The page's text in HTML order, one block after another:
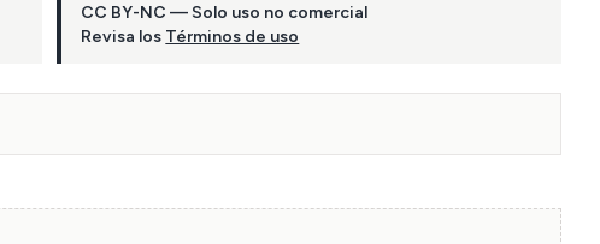
CC BY-NC — Solo uso no comercial
Revisa los Términos de uso